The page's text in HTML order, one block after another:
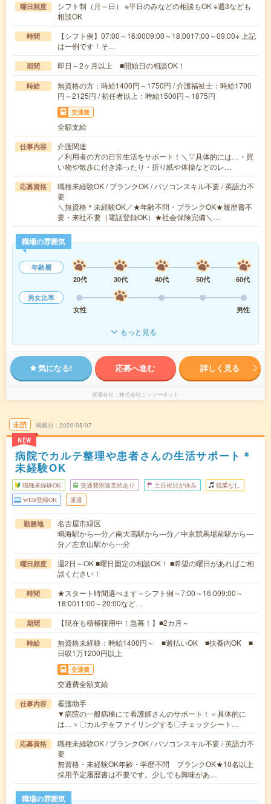
曜日頻度
シフト制（月～日） ※平日のみなどの相談もOK ※週3なども
相談OK
時間
【シフト例】07:00～16:0009:00～18:0017:00～09:00※ 上記
は一例です！そ…
期間 即日～2ヶ月以上 ■開始日の相談OK！
時給
無資格の方：時給1400円～1750円 / 介護福祉士：時給1700
円～2125円 / 初任者以上：時給1500円～1875円
交通費
全額支給
仕事内容
介護関連
／利用者の方の日常生活をサポート！＼▽具体的には…・買
い物や散歩に付き添ったり・折り紙や体操などのレ…
応募資格
職種未経験OK / ブランクOK / パソコンスキル不要 / 英語力不
要
＼無資格＊未経験OK／★年齢不問・ブランクOK★履歴書不
要・来社不要（電話登録OK）★社会保険完備＼…
職場の雰囲気
年齢層
20代
30代 40代 50代
60代
男女比率
女性
男性
もっと見る
気になる! 応募へ進む 詳しく見る
派遣会社 株式会社ニッソーネット
未読
NEW
掲載日 2026/08/07
病院でカルテ整理や患者さんの生活サポート＊
未経験OK
職種未経験OK 交通費別途支給あり 土日祝日が休み 残業なし
WEB登録OK 派遣
勤務地
名古屋市緑区
鳴海駅から---分／南大高駅から---分／中京競馬場前駅から---
分／左京山駅から---分
曜日頻度
週2日～OK ■曜日固定の相談OK！ ■希望の曜日があればご相
談ください！
時間
★スタート時間選べます～シフト例～7:00～16:009:00～
18:0011:00～20:00など…
期間 【現在も積極採用中！急募！】■2カ月～
時給
無資格未経験：時給1400円～ ■週払いOK ■扶養内OK ■
日収1万1200円以上
交通費
交通費全額支給
仕事内容
看護助手
▼病院の一般病棟にて看護師さんのサポート！＜具体的に
は…＞〇カルテをファイリングする〇チェックシート…
応募資格
職種未経験OK / ブランクOK / パソコンスキル不要 / 英語力不
要
無資格・未経験OK年齢・学歴不問 ブランクOK★10名以上
採用予定履歴書は不要です。少しでも興味があ…
職場の雰囲気